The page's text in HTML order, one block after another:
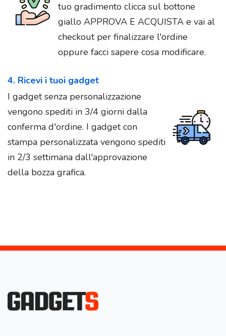
tuo gradimento clicca sul bottone
giallo APPROVA E ACQUISTA e vai al
checkout per finalizzare l'ordine
oppure facci sapere cosa modificare.
4. Ricevi i tuoi gadget
I gadget senza personalizzazione
vengono spediti in 3/4 giorni dalla
conferma d'ordine. I gadget con
stampa personalizzata vengono spediti
in 2/3 settimana dall'approvazione
della bozza grafica.